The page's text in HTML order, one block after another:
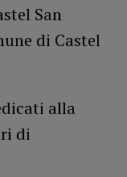
San
di Castel
alla
di